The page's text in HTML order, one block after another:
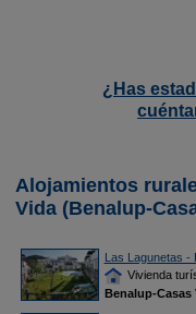
¿Has
Alojamientos
Vida (Benalup-
Las Lagunetas -
Vivienda
Benalup-Casas